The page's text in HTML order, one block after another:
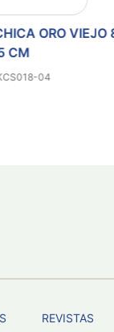
ORO VIEJO 8 X
04
REVISTAS